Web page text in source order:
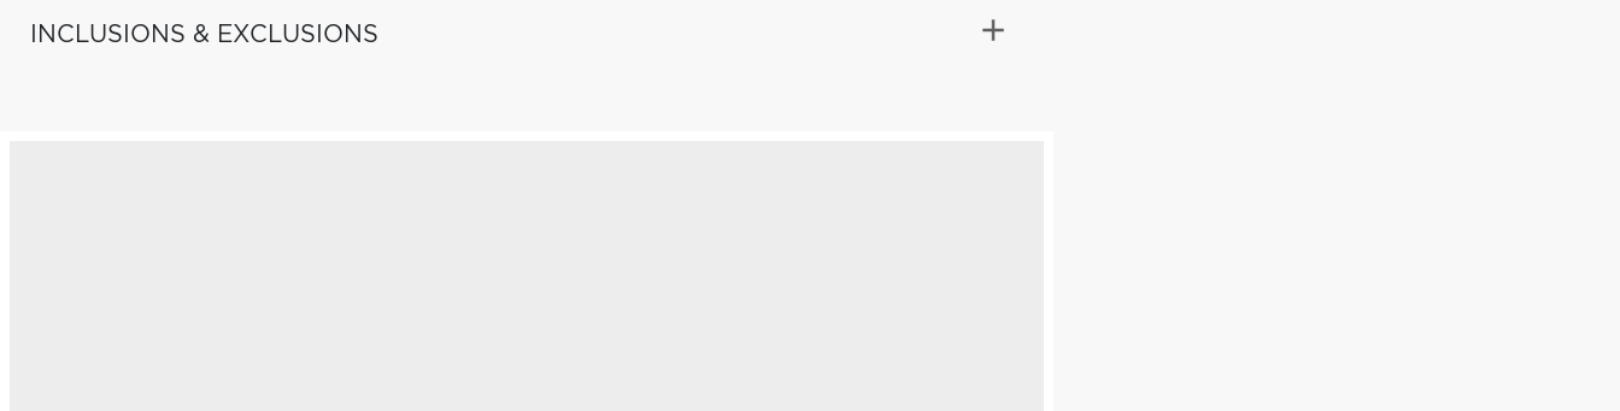
INCLUSIONS & EXCLUSIONS